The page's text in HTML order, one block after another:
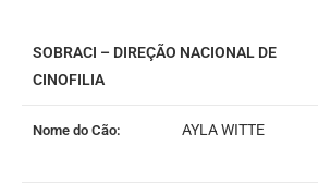
SOBRACI – DIREÇÃO NACIONAL DE
CINOFILIA
Nome do Cão: AYLA WITTE